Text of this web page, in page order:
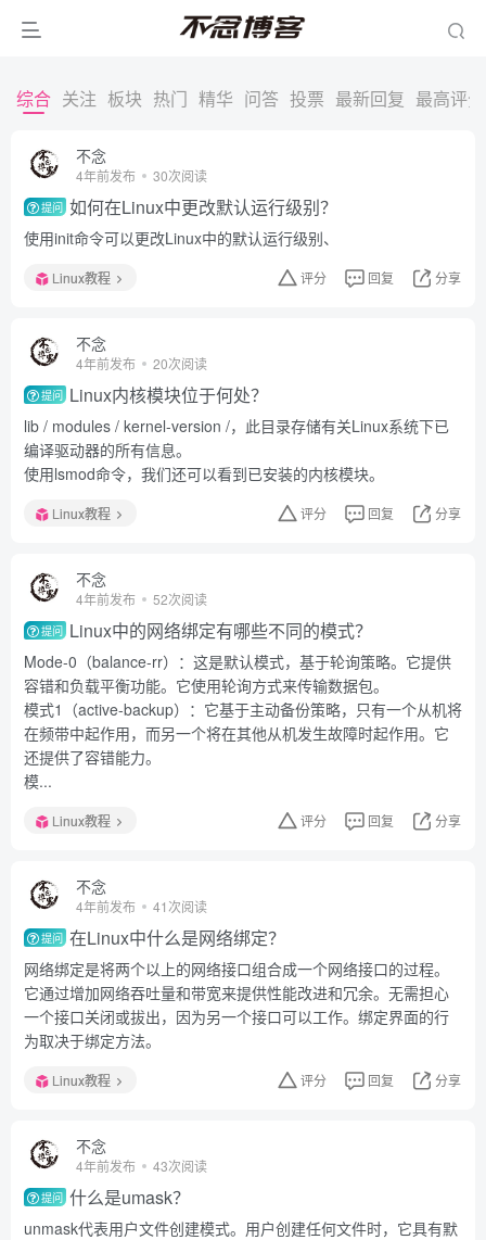
综合 关注 板块 热门 精华 问答 投票 最新回复 最高评分
不念
4年前发布 30次阅读
提问 如何在Linux中更改默认运行级别？
使用init命令可以更改Linux中的默认运行级别、
Linux教程 评分 回复 分享
不念
4年前发布 20次阅读
提问 Linux内核模块位于何处？
lib / modules / kernel-version /，此目录存储有关Linux系统下已
编译驱动器的所有信息。
使用lsmod命令，我们还可以看到已安装的内核模块。
Linux教程 评分 回复 分享
不念
4年前发布 52次阅读
提问 Linux中的网络绑定有哪些不同的模式？
Mode-0（balance-rr）：这是默认模式，基于轮询策略。它提供
容错和负载平衡功能。它使用轮询方式来传输数据包。
模式1（active-backup）：它基于主动备份策略，只有一个从机将
在频带中起作用，而另一个将在其他从机发生故障时起作用。它
还提供了容错能力。
模...
Linux教程 评分 回复 分享
不念
4年前发布 41次阅读
提问 在Linux中什么是网络绑定？
网络绑定是将两个以上的网络接口组合成一个网络接口的过程。
它通过增加网络吞吐量和带宽来提供性能改进和冗余。无需担心
一个接口关闭或拔出，因为另一个接口可以工作。绑定界面的行
为取决于绑定方法。
Linux教程 评分 回复 分享
不念
4年前发布 43次阅读
提问 什么是umask？
unmask代表用户文件创建模式。用户创建任何文件时，它具有默